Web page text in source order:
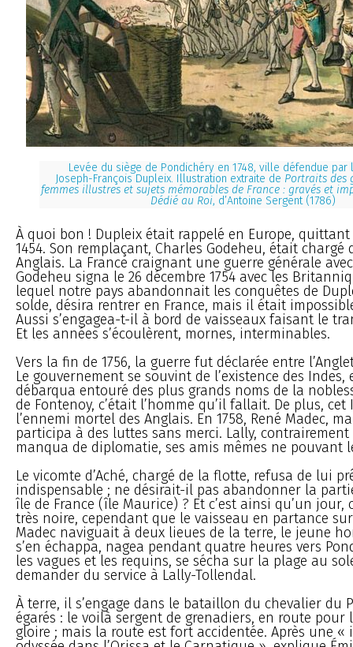
Levée du siège de Pondichéry en 1748, ville défendue par
Joseph-François Dupleix. Illustration extraite de Portraits des
femmes illustres et sujets mémorables de France : gravés et
Dédié au Roi, d’Antoine Sergent (1786)
À quoi bon ! Dupleix était rappelé en Europe, quittant
1454. Son remplaçant, Charles Godeheu, était chargé
Anglais. La France craignant une guerre générale
Godeheu signa le 26 décembre 1754 avec les
lequel notre pays abandonnait les conquêtes de
solde, désira rentrer en France, mais il était
Aussi s’engagea-t-il à bord de vaisseaux faisant le
Et les années s’écoulèrent, mornes, interminables.
Vers la fin de 1756, la guerre fut déclarée entre
Le gouvernement se souvint de l’existence des
débarqua entouré des plus grands noms de la
de Fontenoy, c’était l’homme qu’il fallait. De plus,
l’ennemi mortel des Anglais. En 1758, René Madec,
participa à des luttes sans merci. Lally, contrairement
manqua de diplomatie, ses amis mêmes ne pouvant
Le vicomte d’Aché, chargé de la flotte, refusa de lui
indispensable ; ne désirait-il pas abandonner la
île de France (île Maurice) ? Et c’est ainsi qu’un
très noire, cependant que le vaisseau en partance
Madec naviguait à deux lieues de la terre, le jeune
s’en échappa, nagea pendant quatre heures vers
les vagues et les requins, se sécha sur la plage au
demander du service à Lally-Tollendal.
À terre, il s’engage dans le bataillon du chevalier du
égarés : le voilà sergent de grenadiers, en route
gloire ; mais la route est fort accidentée. Après une «